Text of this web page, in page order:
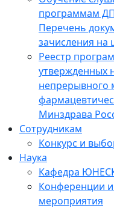
программам
Перечень
зачисления на
Реестр
утвержденных
непрерывного
Минздрава
Сотрудникам
Конкурс и
Наука
Кафедра
Конференции и
мероприятия